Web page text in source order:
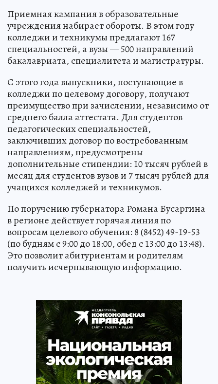
Приемная кампания в образовательные
учреждения набирает обороты. В этом году
колледжи и техникумы предлагают 167
специальностей, а вузы — 500 направлений
бакалавриата, специалитета и магистратуры.
С этого года выпускники, поступающие в
колледжи по целевому договору, получают
преимущество при зачислении, независимо от
среднего балла аттестата. Для студентов
педагогических специальностей,
заключивших договор по востребованным
направлениям, предусмотрены
дополнительные стипендии: 10 тысяч рублей в
месяц для студентов вузов и 7 тысяч рублей для
учащихся колледжей и техникумов.
По поручению губернатора Романа Бусаргина
в регионе действует горячая линия по
вопросам целевого обучения: 8 (8452) 49-19-53
(по будням с 9:00 до 18:00, обед с 13:00 до 13:48).
Это позволит абитуриентам и родителям
получить исчерпывающую информацию.